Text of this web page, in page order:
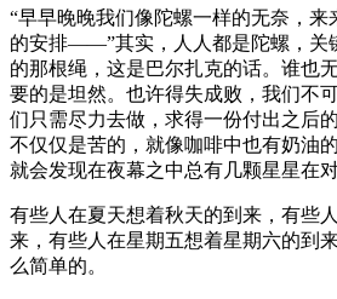
“早早晚晚我们像陀螺一样的无奈，来
的安排——”其实，人人都是陀螺，关
的那根绳，这是巴尔扎克的话。谁也
要的是坦然。也许得失成败，我们不
们只需尽力去做，求得一份付出之后
不仅仅是苦的，就像咖啡中也有奶油
就会发现在夜幕之中总有几颗星星在对
有些人在夏天想着秋天的到来，有些
来，有些人在星期五想着星期六的到
么简单的。